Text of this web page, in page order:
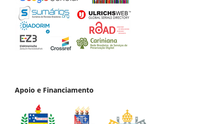
Apoio e Financiamento